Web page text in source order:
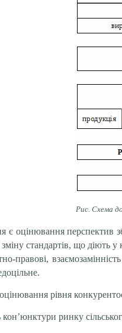
Рис. Схема
оцінювання перспектив
стандартів, що діють у
правові,
рівня
кон’юнктури ринку